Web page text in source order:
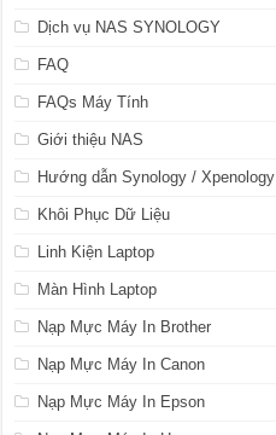
Dịch vụ NAS SYNOLOGY
FAQ
FAQs Máy Tính
Giới thiệu NAS
Hướng dẫn Synology / Xpenology
Khôi Phục Dữ Liệu
Linh Kiện Laptop
Màn Hình Laptop
Nạp Mực Máy In Brother
Nạp Mực Máy In Canon
Nạp Mực Máy In Epson